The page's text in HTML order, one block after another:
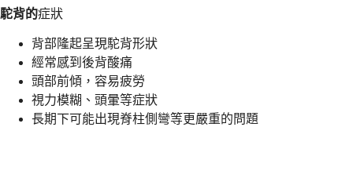
駝背的症狀
背部隆起呈現駝背形狀
經常感到後背酸痛
頭部前傾，容易疲勞
視力模糊、頭暈等症狀
長期下可能出現脊柱側彎等更嚴重的問題